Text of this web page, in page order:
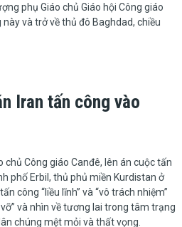
phụ Giáo chủ Giáo hội Công giáo
và trở về thủ đô Baghdad, chiều
Iran tấn công vào
chủ Công giáo Canđê, lên án cuộc tấn
phố Erbil, thủ phủ miền Kurdistan ở
công “liều lĩnh” và “vô trách nhiệm”
và nhìn về tương lai trong tâm trạng
chúng mệt mỏi và thất vọng.